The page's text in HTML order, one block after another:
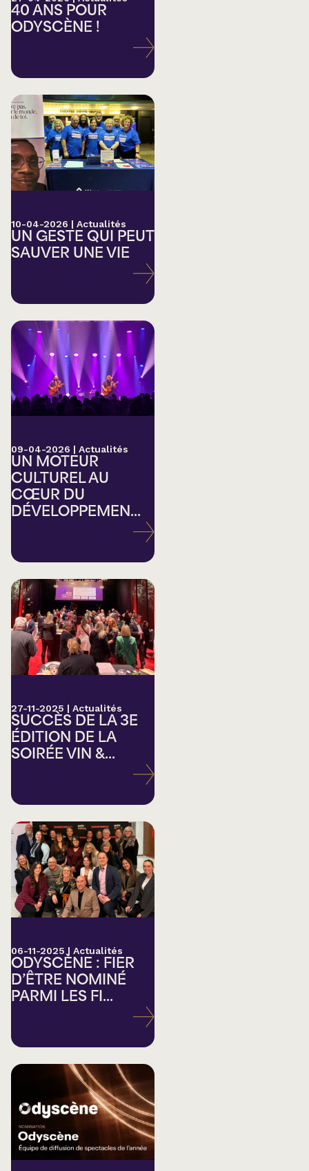
40 ANS POUR
ODYSCÈNE !
10-04-2026 | Actualités
UN GESTE QUI PEUT
SAUVER UNE VIE
09-04-2026 | Actualités
UN MOTEUR
CULTUREL AU
CŒUR DU
DÉVELOPPEMEN...
27-11-2025 | Actualités
SUCCÈS DE LA 3E
ÉDITION DE LA
SOIRÉE VIN &...
06-11-2025 | Actualités
ODYSCÈNE : FIER
D’ÊTRE NOMINÉ
PARMI LES FI...